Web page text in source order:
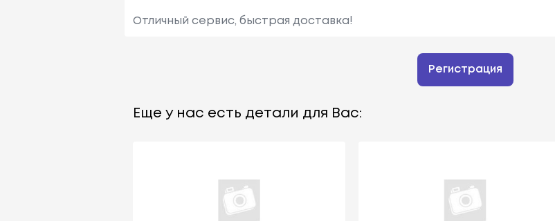
Отличный сервис, быстрая доставка!
Регистрация
Еще у нас есть детали для Вас: